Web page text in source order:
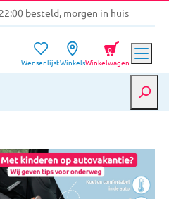
besteld, morgen in huis
geld terug garantie
vanaf €39,-
besteld, morgen in huis
WensenlijstWinkelsWinkelwagen
0